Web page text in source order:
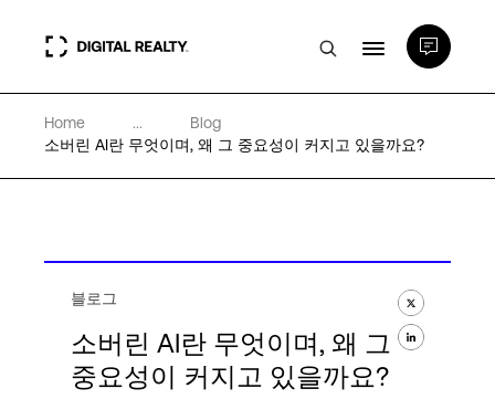
데이터 센터
전문성 및 리소스
Home ...
Blog
소버린 AI란 무엇이며, 왜 그 중요성이 커지고 있을까요?
블로그
소버린 AI란 무엇이며, 왜 그
중요성이 커지고 있을까요?